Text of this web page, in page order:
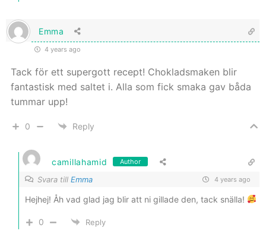
Emma
4 years ago
Tack för ett supergott recept! Chokladsmaken blir
fantastisk med saltet i. Alla som fick smaka gav båda
tummar upp!
0 Reply
camillahamid Author
Svara till Emma 4 years ago
Hejhej! Åh vad glad jag blir att ni gillade den, tack snälla!
0 Reply